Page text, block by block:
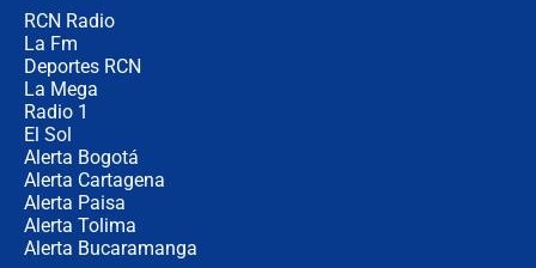
RCN Radio
La Fm
Deportes RCN
La Mega
Radio 1
El Sol
Alerta Bogotá
Alerta Cartagena
Alerta Paisa
Alerta Tolima
Alerta Bucaramanga